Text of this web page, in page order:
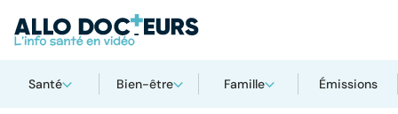
Santé Bien-être Famille Émissions